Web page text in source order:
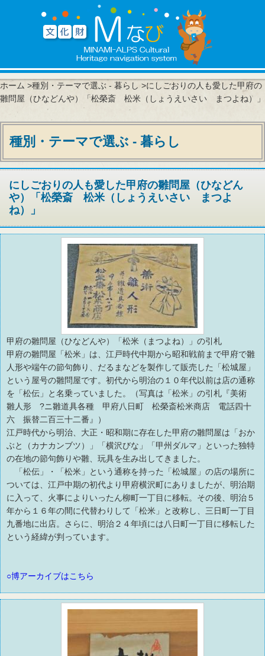
ホーム >種別・テーマで選ぶ - 暮らし >にしごおりの人も愛した甲府の
雛問屋（ひなどんや）「松榮斎 松米（しょうえいさい まつよね）」
種別・テーマで選ぶ - 暮らし
にしごおりの人も愛した甲府の雛問屋（ひなどん
や）「松榮斎 松米（しょうえいさい まつよ
ね）」
甲府の雛問屋（ひなどんや）「松米（まつよね）」の引札
甲府の雛問屋「松米」は、江戸時代中期から昭和戦前まで甲府で雛
人形や端午の節句飾り、だるまなどを製作して販売した「松城屋」
という屋号の雛問屋です。初代から明治の１０年代以前は店の通称
を「松伝」と名乗っていました。（写真は「松米」の引札『美術
雛人形 ?ニ雛道具各種 甲府八日町 松榮斎松米商店 電話四十
六 振替二百三十二番』）
江戸時代から明治、大正・昭和期に存在した甲府の雛問屋は「おか
ぶと（カナカンブツ）」「横沢びな」「甲州ダルマ」といった独特
の在地の節句飾りや雛、玩具を生み出してきました。
「松伝」・「松米」という通称を持った「松城屋」の店の場所に
ついては、江戸中期の初代より甲府横沢町にありましたが、明治期
に入って、火事によりいったん柳町一丁目に移転。その後、明治５
年から１６年の間に代替わりして「松米」と改称し、三日町一丁目
九番地に出店。さらに、明治２４年頃には八日町一丁目に移転した
という経緯が判っています。
○博アーカイブはこちら